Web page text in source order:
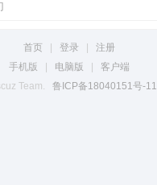
首页 登录
注册
手机版
电脑版
客户端
Team.
鲁ICP备18040151号-11